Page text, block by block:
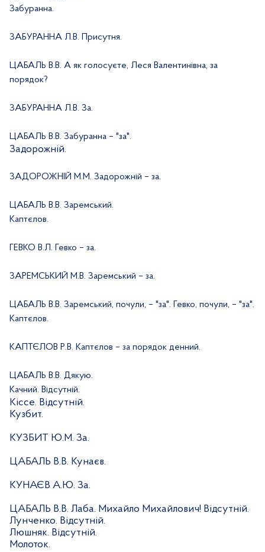
Забуранна.
ЗАБУРАННА Л.В. Присутня.
ЦАБАЛЬ В.В. А як голосуєте, Леся Валентинівна, за
порядок?
ЗАБУРАННА Л.В. За.
ЦАБАЛЬ В.В. Забуранна – "за".
Задорожній.
ЗАДОРОЖНІЙ М.М. Задорожній – за.
ЦАБАЛЬ В.В. Заремський.
Каптєлов.
ГЕВКО В.Л. Гевко – за.
ЗАРЕМСЬКИЙ М.В. Заремський – за.
ЦАБАЛЬ В.В. Заремський, почули, – "за". Гевко, почули, – "за".
Каптєлов.
КАПТЄЛОВ Р.В. Каптєлов – за порядок денний.
ЦАБАЛЬ В.В. Дякую.
Качний. Відсутній.
Кіссе. Відсутній.
Кузбит.
КУЗБИТ Ю.М. За.
ЦАБАЛЬ В.В. Кунаєв.
КУНАЄВ А.Ю. За.
ЦАБАЛЬ В.В. Лаба. Михайло Михайлович! Відсутній.
Лунченко. Відсутній.
Люшняк. Відсутній.
Молоток.